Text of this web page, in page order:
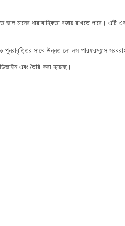
ভাল মানের ধারাবাহিকতা বজায় রাখতে পারে। এটি
সাথে উন্নত লো লস পারফরম্যান্স
এবং তৈরি করা হয়েছে।